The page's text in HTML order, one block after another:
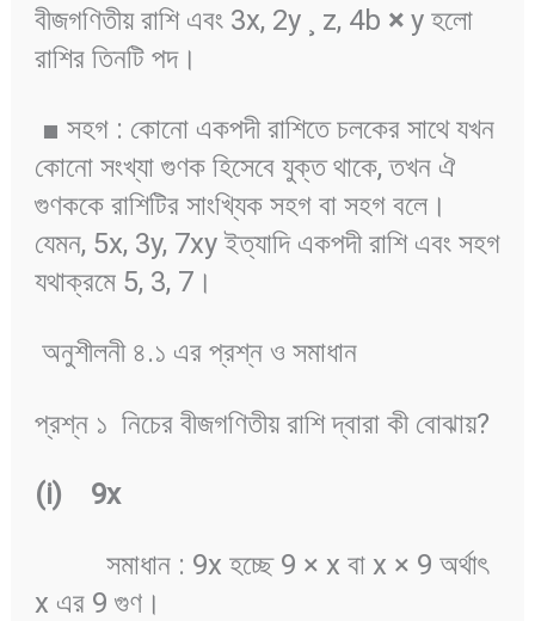
বীজগণিতীয় রাশি এবং 3x, 2y ¸ z, 4b ×y হলো
রাশির তিনটি পদ।
■ সহগ : কোনো একপদী রাশিতে চলকের সাথে যখন
কোনো সংখ্যা গুণক হিসেবে যুক্ত থাকে, তখন ঐ
গুণককে রাশিটির সাংখ্যিক সহগ বা সহগ বলে।
যেমন, 5x, 3y, 7xy ইত্যাদি একপদী রাশি এবং সহগ
যথাক্রমে 5, 3, 7।
অনুশীলনী ৪.১ এর প্রশ্ন ও সমাধান
প্রশ্ন ১ নিচের বীজগণিতীয় রাশি দ্বারা কী বোঝায়?
(i) 9x
সমাধান : 9x হচ্ছে 9 × x বা x × 9 অর্থাৎ
x এর 9 গুণ।